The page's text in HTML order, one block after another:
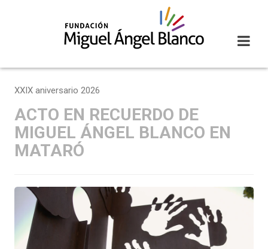
XXIX aniversario 2026
ACTO EN RECUERDO DE
MIGUEL ÁNGEL BLANCO EN
MATARÓ